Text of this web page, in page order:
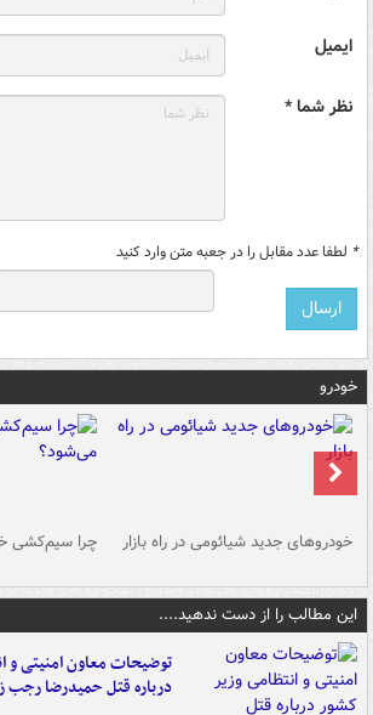
ایمیل
نظر شما *
* لطفا عدد مقابل را در جعبه متن وارد کنید
خودرو
خودروهای جدید شیائومی در راه بازار چرا سیم‌کشی
این مطالب را از دست ندهید....
توضیحات معاون امنیتی و
درباره قتل حمیدرضا رجب